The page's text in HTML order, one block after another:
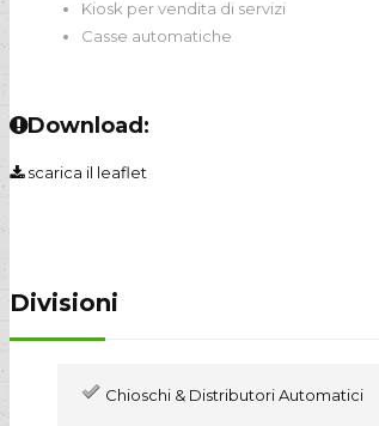
Kiosk per vendita di servizi
Casse automatiche
Download:
scarica il leaflet
Divisioni
Chioschi & Distributori Automatici